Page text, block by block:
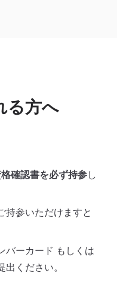
る方へ
確認書を必ず持参し
持参いただけますと
バーカード もしくは
ください。